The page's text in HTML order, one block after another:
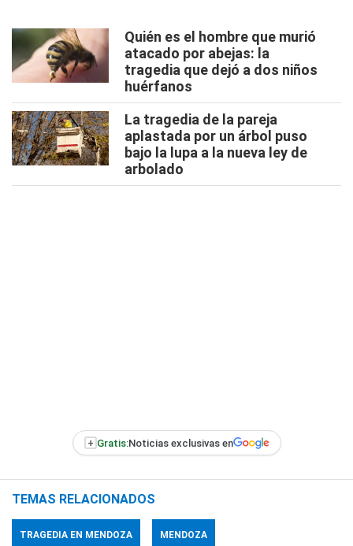
Quién es el hombre que murió
atacado por abejas: la
tragedia que dejó a dos niños
huérfanos
La tragedia de la pareja
aplastada por un árbol puso
bajo la lupa a la nueva ley de
arbolado
+ Gratis:Noticias exclusivas en
TEMAS RELACIONADOS
TRAGEDIA EN MENDOZA MENDOZA